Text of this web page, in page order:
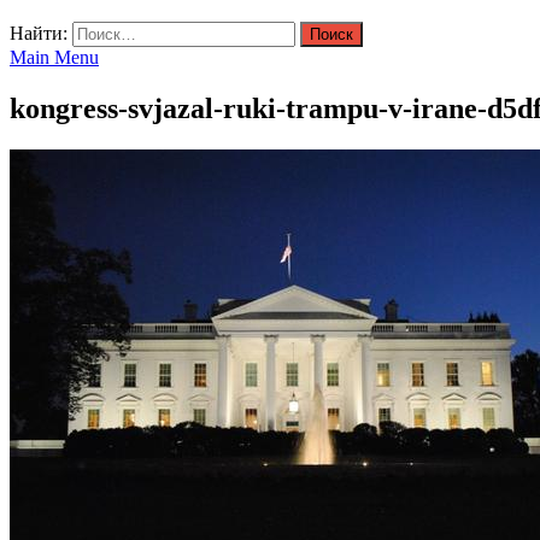
Найти:
Main Menu
kongress-svjazal-ruki-trampu-v-irane-